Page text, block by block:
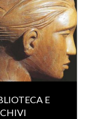
E